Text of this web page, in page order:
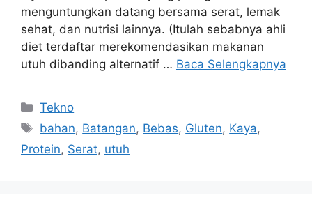
menguntungkan datang bersama serat, lemak
sehat, dan nutrisi lainnya. (Itulah sebabnya ahli
diet terdaftar merekomendasikan makanan
utuh dibanding alternatif … Baca Selengkapnya
Kategori
Tekno
Tag
bahan, Batangan, Bebas, Gluten, Kaya,
Protein, Serat, utuh